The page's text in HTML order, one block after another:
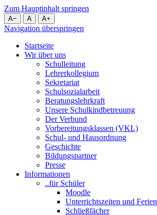
Zum Hauptinhalt springen
A− A A+
Navigation überspringen
Startseite
Wir über uns
Schulleitung
Lehrerkollegium
Sekretariat
Schulsozialarbeit
Beratungslehrkraft
Unsere Schulkindbetreuung
Der Verbund
Vorbereitungsklassen (VKL)
Schul- und Hausordnung
Geschichte
Bildungspartner
Presse
Informationen
..für Schüler
Moodle
Unterrichtszeiten und Ferien
Schließfächer